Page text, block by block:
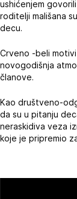
ushićenjem
roditelji mališana
decu.
Crveno -beli
novogodišnja
članove.
Kao društveno-
da su u pitanju
neraskidiva veza
koje je pripremio